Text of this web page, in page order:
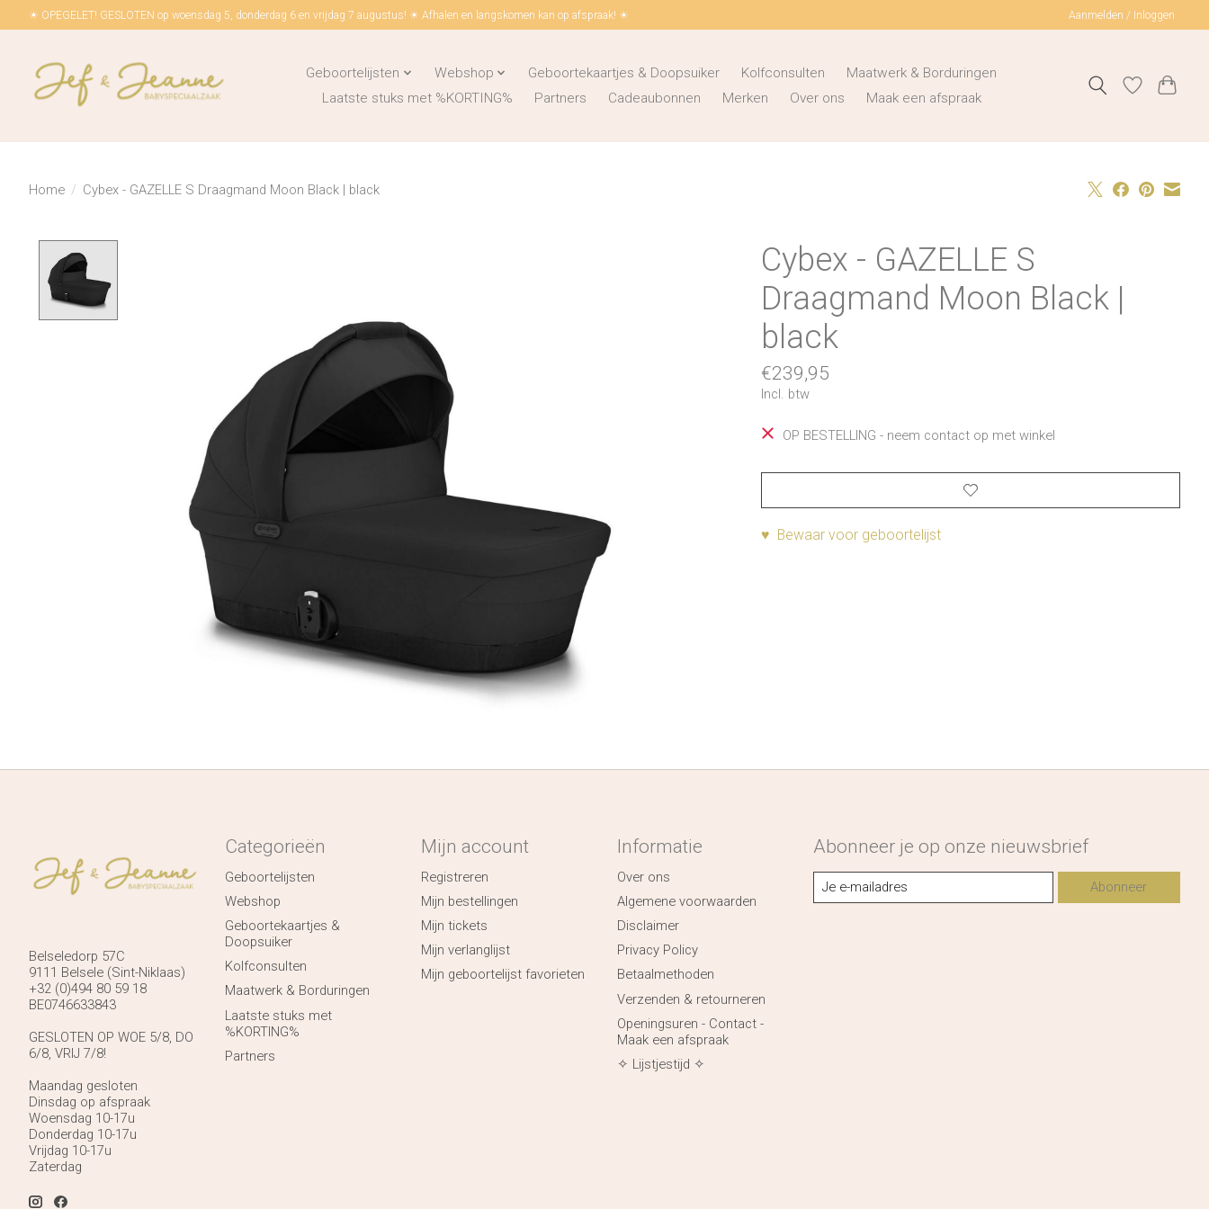
☀ OPEGELET! GESLOTEN op woensdag 5, donderdag 6 en vrijdag 7 augustus! ☀ Afhalen en langskomen kan op afspraak! ☀ Aanmelden / Inloggen
Geboortelijsten Webshop Geboortekaartjes & Doopsuiker Kolfconsulten
Maatwerk & Borduringen
Laatste stuks met %KORTING%
Partners Cadeaubonnen Merken Over ons Maak een afspraak
Home / Cybex - GAZELLE S Draagmand Moon Black | black
Cybex - GAZELLE S
Draagmand Moon Black |
black
€239,95
Incl. btw
OP BESTELLING - neem contact op met winkel
♥ Bewaar voor geboortelijst
Belseledorp 57C
9111 Belsele (Sint-Niklaas)
+32 (0)494 80 59 18
BE0746633843
GESLOTEN OP WOE 5/8, DO
6/8, VRIJ 7/8!
Maandag gesloten
Dinsdag op afspraak
Woensdag 10-17u
Donderdag 10-17u
Vrijdag 10-17u
Zaterdag
Categorieën
Geboortelijsten
Webshop
Geboortekaartjes &
Doopsuiker
Kolfconsulten
Maatwerk & Borduringen
Laatste stuks met
%KORTING%
Partners
Mijn account
Registreren
Mijn bestellingen
Mijn tickets
Mijn verlanglijst
Mijn geboortelijst favorieten
Informatie
Over ons
Algemene voorwaarden
Disclaimer
Privacy Policy
Betaalmethoden
Verzenden & retourneren
Openingsuren - Contact -
Maak een afspraak
✧ Lijstjestijd ✧
Abonneer je op onze nieuwsbrief
Abonneer